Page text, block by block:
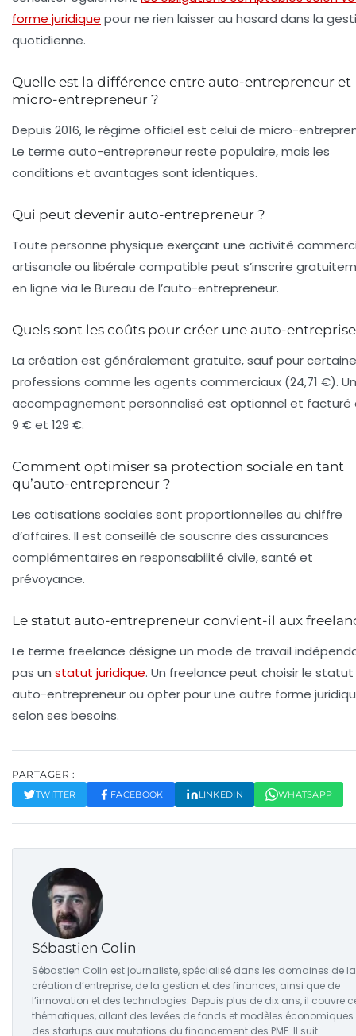
forme juridique pour ne rien laisser au hasard dans la
quotidienne.
Quelle est la différence entre auto-entrepreneur et
micro-entrepreneur ?
Depuis 2016, le régime officiel est celui de micro-
Le terme auto-entrepreneur reste populaire, mais les
conditions et avantages sont identiques.
Qui peut devenir auto-entrepreneur ?
Toute personne physique exerçant une activité
artisanale ou libérale compatible peut s’inscrire
en ligne via le Bureau de l’auto-entrepreneur.
Quels sont les coûts pour créer une auto-
La création est généralement gratuite, sauf pour
professions comme les agents commerciaux (24,71 €). Un
accompagnement personnalisé est optionnel et facturé
9 € et 129 €.
Comment optimiser sa protection sociale en tant
qu’auto-entrepreneur ?
Les cotisations sociales sont proportionnelles au chiffre
d’affaires. Il est conseillé de souscrire des assurances
complémentaires en responsabilité civile, santé et
prévoyance.
Le statut auto-entrepreneur convient-il aux
Le terme freelance désigne un mode de travail
pas un statut juridique. Un freelance peut choisir le statut
auto-entrepreneur ou opter pour une autre forme
selon ses besoins.
PARTAGER :
TWITTER FACEBOOK LINKEDIN WHATSAPP
Sébastien Colin
Sébastien Colin est journaliste, spécialisé dans les domaines de la
création d’entreprise, de la gestion et des finances, ainsi que de
l’innovation et des technologies. Depuis plus de dix ans, il couvre
thématiques, allant des levées de fonds et modèles économiques
des startups aux mutations du financement des PME. Il suit